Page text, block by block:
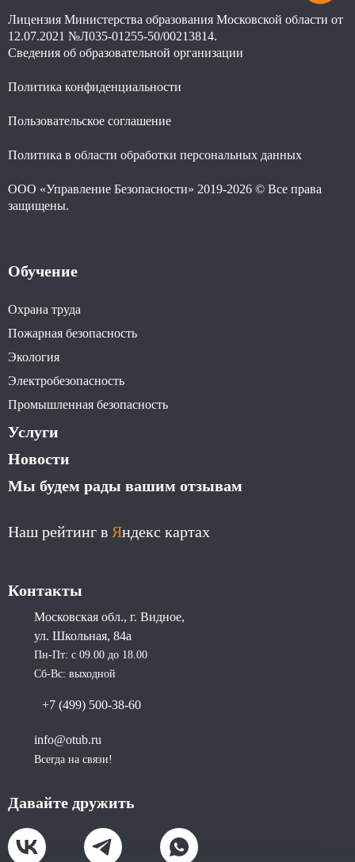
Лицензия Министерства образования Московской области от
12.07.2021 №Л035-01255-50/00213814.
Сведения об образовательной организации
Политика конфиденциальности
Пользовательское соглашение
Политика в области обработки персональных данных
ООО «Управление Безопасности» 2019-2026 © Все права
защищены.
Обучение
Охрана труда
Пожарная безопасность
Экология
Электробезопасность
Промышленная безопасность
Услуги
Новости
Мы будем рады вашим отзывам
Наш рейтинг в Яндекс картах
Контакты
Московская обл., г. Видное,
ул. Школьная, 84а
Пн-Пт: с 09.00 до 18.00
Сб-Вс: выходной
+7 (499) 500-38-60
info@otub.ru
Всегда на связи!
Давайте дружить